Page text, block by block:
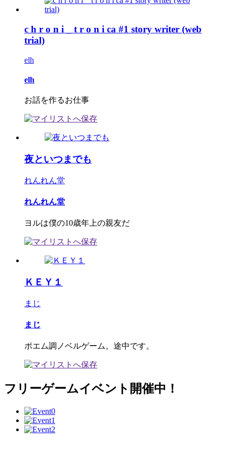
c h r o n i _ t r o n i ca #1 story writer (web
trial)
elh
elh
お話を作るお仕事
夜といつまでも
れんれん堂
れんれん堂
ヨルは僕の10歳年上の親友だ
ＫＥＹ１
まじ
まじ
ポエム調ノベルゲーム。途中です。
フリーゲームイベント開催中！